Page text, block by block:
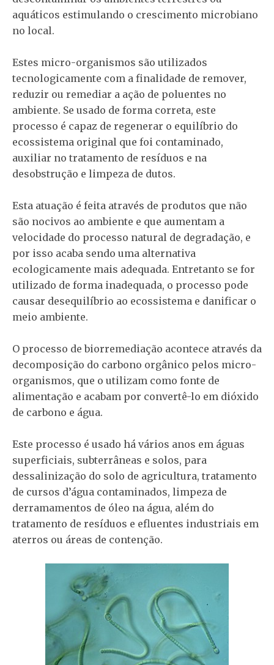
aquáticos estimulando o crescimento microbiano
no local.
Estes micro-organismos são utilizados
tecnologicamente com a finalidade de remover,
reduzir ou remediar a ação de poluentes no
ambiente. Se usado de forma correta, este
processo é capaz de regenerar o equilíbrio do
ecossistema original que foi contaminado,
auxiliar no tratamento de resíduos e na
desobstrução e limpeza de dutos.
Esta atuação é feita através de produtos que não
são nocivos ao ambiente e que aumentam a
velocidade do processo natural de degradação, e
por isso acaba sendo uma alternativa
ecologicamente mais adequada. Entretanto se for
utilizado de forma inadequada, o processo pode
causar desequilíbrio ao ecossistema e danificar o
meio ambiente.
O processo de biorremediação acontece através da
decomposição do carbono orgânico pelos micro-
organismos, que o utilizam como fonte de
alimentação e acabam por convertê-lo em dióxido
de carbono e água.
Este processo é usado há vários anos em águas
superficiais, subterrâneas e solos, para
dessalinização do solo de agricultura, tratamento
de cursos d’água contaminados, limpeza de
derramamentos de óleo na água, além do
tratamento de resíduos e efluentes industriais em
aterros ou áreas de contenção.